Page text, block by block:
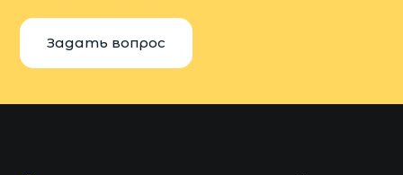
Задать вопрос